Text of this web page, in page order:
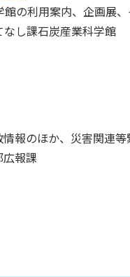
館の利用案内、企画展
し課石炭産業科学館
報のほか、災害関連
報課